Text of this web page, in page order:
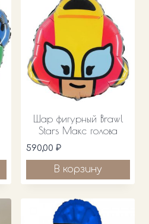
Шар фигурный Brawl
Stars Макс голова
590,00 ₽
В корзину